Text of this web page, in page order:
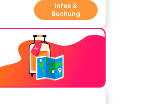
Infos &
Buchung